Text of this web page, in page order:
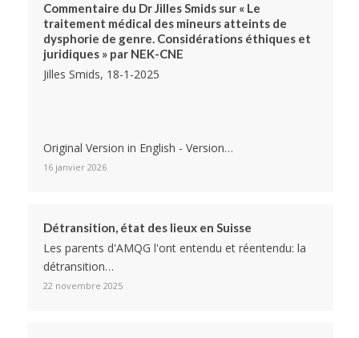
Commentaire du Dr Jilles Smids sur « Le
traitement médical des mineurs atteints de
dysphorie de genre. Considérations éthiques et
juridiques » par NEK-CNE
Jilles Smids, 18-1-2025
Original Version in English - Version…
16 janvier 2026
Détransition, état des lieux en Suisse
Les parents d'AMQG l'ont entendu et réentendu: la
détransition…
22 novembre 2025